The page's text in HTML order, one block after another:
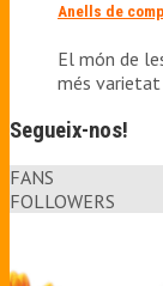
Anells de
El món de
més varietat
Segueix-nos!
FANS
FOLLOWERS